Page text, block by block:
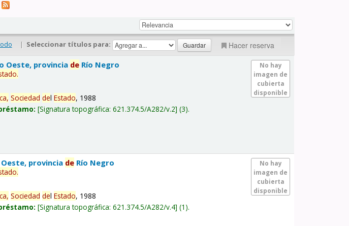
| Seleccionar títulos para: Hacer reserva
No hay
imagen de
cubierta
disponible
Oeste, provincia de Río Negro
.
Sociedad delEstado, 1988
Signatura topográfica:621.374.5/A282/v.2 (3).
No hay
imagen de
cubierta
disponible
provincia de Río Negro
.
Sociedad delEstado, 1988
Signatura topográfica:621.374.5/A282/v.4 (1).